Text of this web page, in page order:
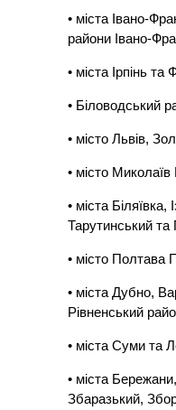
• міста Івано-
райони Івано-
• міста Ірпінь
• Біловодський
• місто Львів,
• місто Миколаїв
• міста
Тарутинський та
• місто Полтава
• міста Дубно,
Рівненський
• міста Суми та
• міста
Збаразький,